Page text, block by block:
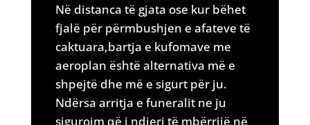
Në distanca të gjata ose kur bëhet
fjalë për përmbushjen e afateve të
caktuara,bartja e kufomave me
aeroplan është alternativa më e
shpejtë dhe më e sigurt për ju.
Ndërsa arritja e funeralit ne ju
sigurojm që i ndjeri të mbërrijë në